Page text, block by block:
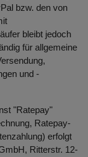
bzw. den von
bleibt jedoch
für allgemeine
und -
"Ratepay"
Ratepay-
erfolgt
Ritterstr. 12-